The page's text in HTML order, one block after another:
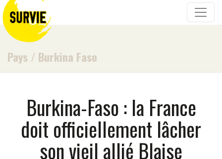
Pays / Burkina Faso
Burkina-Faso : la France
doit officiellement lâcher
son vieil allié Blaise